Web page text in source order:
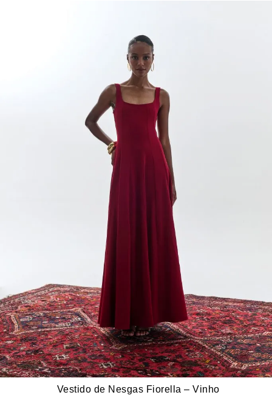
Vestido de Nesgas Fiorella – Vinho